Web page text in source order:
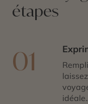
étapes
01